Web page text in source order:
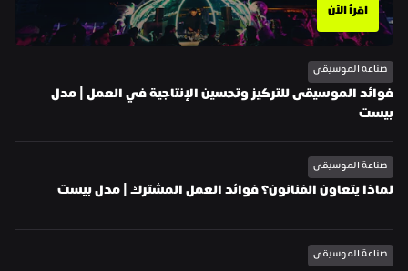
اقرأ الآن
صناعة الموسيقى
بيست
صناعة الموسيقى
لماذا يتعاون الفنانون؟ فوائد العمل المشترك | مدل بيست
صناعة الموسيقى